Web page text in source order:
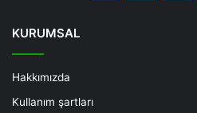
KURUMSAL
Hakkımızda
Kullanım şartları